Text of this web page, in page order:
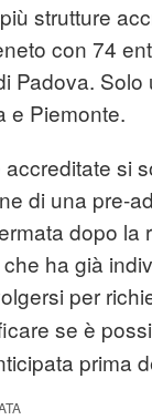
strutture
con 74
Padova.
e Piemonte.
si
di una pre-
dopo la
ha già
per
se è
prima